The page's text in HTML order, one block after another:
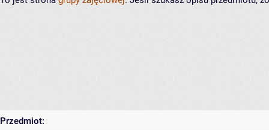
Przedmiot: